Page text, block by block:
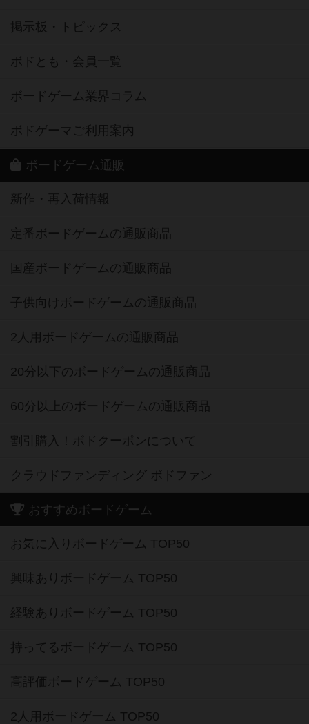
掲示板・トピックス
ボドとも・会員一覧
ボードゲーム業界コラム
ボドゲーマご利用案内
ボードゲーム通販
新作・再入荷情報
定番ボードゲームの通販商品
国産ボードゲームの通販商品
子供向けボードゲームの通販商品
2人用ボードゲームの通販商品
20分以下のボードゲームの通販商品
60分以上のボードゲームの通販商品
割引購入！ボドクーポンについて
クラウドファンディング ボドファン
おすすめボードゲーム
お気に入りボードゲーム TOP50
興味ありボードゲーム TOP50
経験ありボードゲーム TOP50
持ってるボードゲーム TOP50
高評価ボードゲーム TOP50
2人用ボードゲーム TOP50